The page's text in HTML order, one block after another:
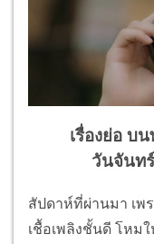
เรื่องย่อ บ
วันจันท
สัปดาห์ที่ผ่านมา เพ
เชื้อเพลิงชั้นดี โหม